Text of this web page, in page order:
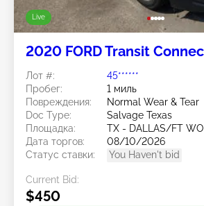
Live
2020 FORD Transit
Лот #:
45******
Пробег:
1 миль
Повреждения:
Normal Wear & Tear
Doc Type:
Salvage Texas
Площадка:
TX - DALLAS/FT
Дата торгов:
08/10/2026
Статус ставки:
You Haven't bid
Current Bid:
$450